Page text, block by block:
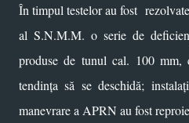
În timpul testelor au fost
al S.N.M.M. o serie de
produse de tunul cal. 100 mm,
tendința să se deschidă;
manevrare a APRN au fost